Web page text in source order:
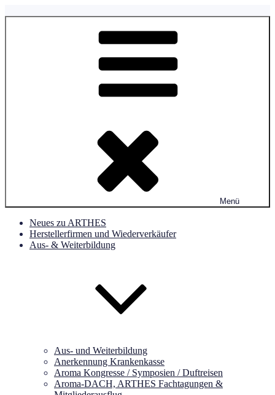
Inhalt
Verein Aromatherapie & Aromapflege Schweiz
Menü
Neues zu ARTHES
Herstellerfirmen und Wiederverkäufer
Aus- & Weiterbildung
Aus- und Weiterbildung
Anerkennung Krankenkasse
Aroma Kongresse / Symposien / Duftreisen
Aroma-DACH, ARTHES Fachtagungen &